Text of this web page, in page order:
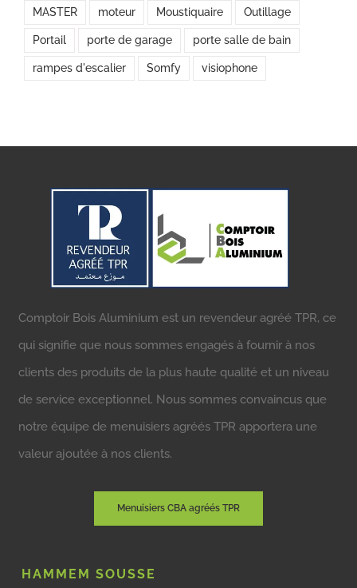
MASTER moteur Moustiquaire Outillage
Portail porte de garage porte salle de bain
rampes d'escalier Somfy visiophone
Comptoir Bois Aluminium est un revendeur agréé TPR, ce
qui signifie que nous sommes engagés à fournir à nos
clients des produits de la plus haute qualité et un niveau
de service exceptionnel. Nous sommes convaincus que
notre équipe de menuisiers agréés TPR apportera une
valeur ajoutée à nos clients.
Menuisiers CBA agréés TPR
HAMMEM SOUSSE